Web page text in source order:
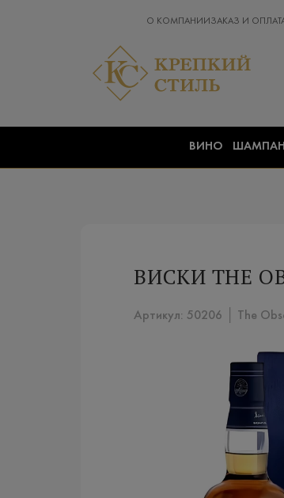
О КОМПАНИИ ЗАКАЗ И
ВИНО
ВИСКИ THE
Артикул: 50206 │ The